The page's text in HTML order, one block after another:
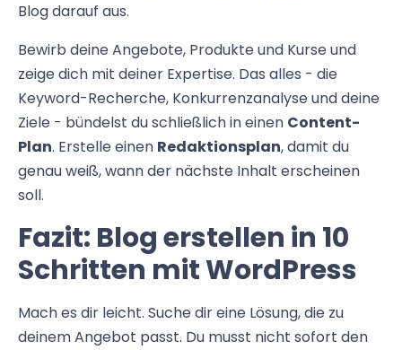
Blog darauf aus.
Bewirb deine Angebote, Produkte und Kurse und
zeige dich mit deiner Expertise. Das alles - die
Keyword-Recherche, Konkurrenzanalyse und deine
Ziele - bündelst du schließlich in einen Content-
Plan. Erstelle einen Redaktionsplan, damit du
genau weiß, wann der nächste Inhalt erscheinen
soll.
Fazit: Blog erstellen in 10
Schritten mit WordPress
Mach es dir leicht. Suche dir eine Lösung, die zu
deinem Angebot passt. Du musst nicht sofort den